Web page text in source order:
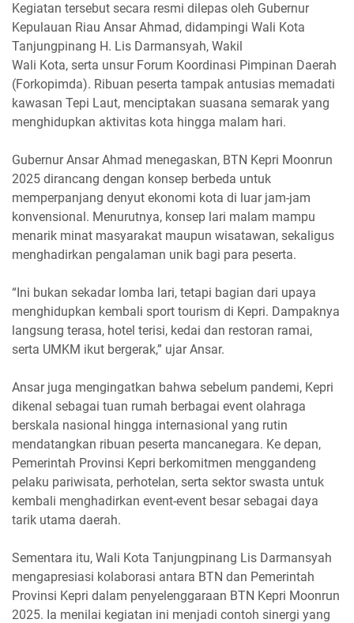
Kegiatan tersebut secara resmi dilepas oleh Gubernur
Kepulauan Riau Ansar Ahmad, didampingi Wali Kota
Tanjungpinang H. Lis Darmansyah, Wakil
Wali Kota, serta unsur Forum Koordinasi Pimpinan Daerah
(Forkopimda). Ribuan peserta tampak antusias memadati
kawasan Tepi Laut, menciptakan suasana semarak yang
menghidupkan aktivitas kota hingga malam hari.
Gubernur Ansar Ahmad menegaskan, BTN Kepri Moonrun
2025 dirancang dengan konsep berbeda untuk
memperpanjang denyut ekonomi kota di luar jam-jam
konvensional. Menurutnya, konsep lari malam mampu
menarik minat masyarakat maupun wisatawan, sekaligus
menghadirkan pengalaman unik bagi para peserta.
“Ini bukan sekadar lomba lari, tetapi bagian dari upaya
menghidupkan kembali sport tourism di Kepri. Dampaknya
langsung terasa, hotel terisi, kedai dan restoran ramai,
serta UMKM ikut bergerak,” ujar Ansar.
Ansar juga mengingatkan bahwa sebelum pandemi, Kepri
dikenal sebagai tuan rumah berbagai event olahraga
berskala nasional hingga internasional yang rutin
mendatangkan ribuan peserta mancanegara. Ke depan,
Pemerintah Provinsi Kepri berkomitmen menggandeng
pelaku pariwisata, perhotelan, serta sektor swasta untuk
kembali menghadirkan event-event besar sebagai daya
tarik utama daerah.
Sementara itu, Wali Kota Tanjungpinang Lis Darmansyah
mengapresiasi kolaborasi antara BTN dan Pemerintah
Provinsi Kepri dalam penyelenggaraan BTN Kepri Moonrun
2025. Ia menilai kegiatan ini menjadi contoh sinergi yang